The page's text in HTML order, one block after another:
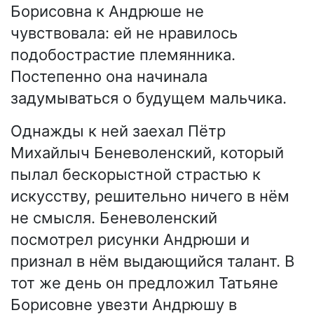
Борисовна к Андрюше не
чувствовала: ей не нравилось
подобострастие племянника.
Постепенно она начинала
задумываться о будущем мальчика.
Однажды к ней заехал Пётр
Михайлыч Беневоленский, который
пылал бескорыстной страстью к
искусству, решительно ничего в нём
не смысля. Беневоленский
посмотрел рисунки Андрюши и
признал в нём выдающийся талант. В
тот же день он предложил Татьяне
Борисовне увезти Андрюшу в